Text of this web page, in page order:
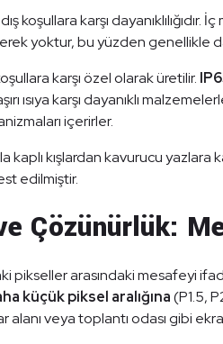
koşullara karşı dayanıklılığıdır.
yoktur, bu yüzden genellikle
karşı özel olarak üretilir.
ısıya karşı dayanıklı
içerirler.
kaplı kışlardan kavurucu
edilmiştir.
Çözünürlük:
pikseller arasındaki mesafeyi
küçük piksel aralığına(P1.5,
veya toplantı odası gibi